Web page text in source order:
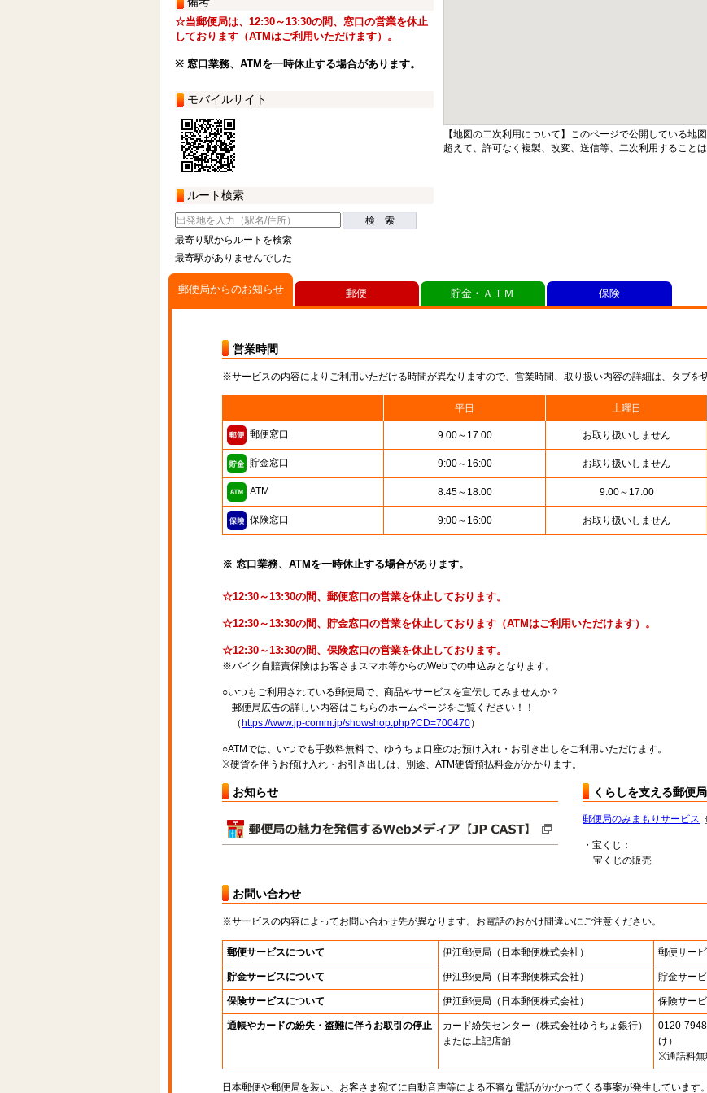
☆当郵便局は、12:30～13:30の間、窓口の営業を休止
しております（ATMはご利用いただけます）。
※ 窓口業務、ATMを一時休止する場合があります。
モバイルサイト
ルート検索
検 索
最寄り駅からルートを検索
最寄駅がありませんでした
【地図の二次利用について】このページで公開している地
超えて、許可なく複製、改変、送信等、二次利用すること
郵便局からのお知らせ
営業時間
※サービスの内容によりご利用いただける時間が異なりますので、営業時間、取り扱い内容の詳細は、タブを
平日 土曜日
郵便窓口 9:00～17:00 お取り扱いしません
貯金窓口 9:00～16:00 お取り扱いしません
ATM 8:45～18:00 9:00～17:00
保険窓口 9:00～16:00 お取り扱いしません
※ 窓口業務、ATMを一時休止する場合があります。
☆12:30～13:30の間、郵便窓口の営業を休止しております。
☆12:30～13:30の間、貯金窓口の営業を休止しております（ATMはご利用いただけます）。
☆12:30～13:30の間、保険窓口の営業を休止しております。
※バイク自賠責保険はお客さまスマホ等からのWebでの申込みとなります。
○いつもご利用されている郵便局で、商品やサービスを宣伝してみませんか？
郵便局広告の詳しい内容はこちらのホームページをご覧ください！！
（ https://www.jp-comm.jp/showshop.php?CD=700470）
○ATMでは、いつでも手数料無料で、ゆうちょ口座のお預け入れ・お引き出しをご利用いただけます。
※硬貨を伴うお預け入れ・お引き出しは、別途、ATM硬貨預払料金がかかります。
お知らせ くらしを支える郵便
郵便局のみまもりサービス
・宝くじ：
宝くじの販売
お問い合わせ
※サービスの内容によってお問い合わせ先が異なります。お電話のおかけ間違いにご注意ください。
郵便サービスについて 伊江郵便局 （日本郵便株式会社） 郵便サー
貯金サービスについて 伊江郵便局 （日本郵便株式会社） 貯金サー
保険サービスについて 伊江郵便局 （日本郵便株式会社） 保険サー
通帳やカードの紛失・盗難に伴うお取引の停止 カード紛失センター （株式会社ゆうちょ銀行）
または上記店舗
0120-
け）
※通話料無
日本郵便や郵便局を装い、お客さま宛てに自動音声等による不審な電話がかかってくる事案が発生しています。
郵便 貯金・ＡＴＭ 保険